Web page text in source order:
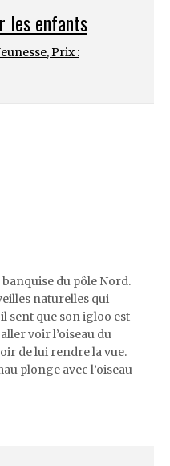
les enfants
,Prix :
du pôle Nord.
naturelles qui
sent que son igloo est
voir l’oiseau du
de lui rendre la vue.
plonge avec l’oiseau